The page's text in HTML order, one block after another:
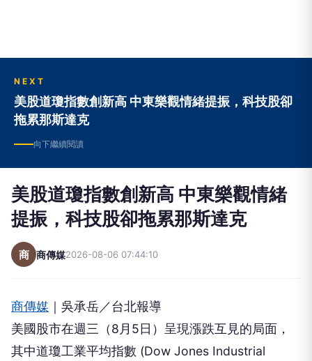
NEXT
美股道瓊指數創新高 中東樂觀情緒提振，科技股卻
拖累那斯達克
向下繼續閱讀
美股道瓊指數創新高 中東樂觀情緒
提振，科技股卻拖累那斯達克
商 商傳媒2026-08-06 07:44:10
商傳媒 ｜吳承岳／台北報導
美國股市在週三（8月5日）呈現漲跌互見的局面，
其中道瓊工業平均指數 (Dow Jones Industrial